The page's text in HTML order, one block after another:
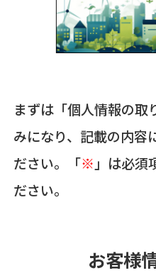
まずは「個人情報の取
みになり、記載の内容
ださい。「※ 」は必須
ださい。
お客様